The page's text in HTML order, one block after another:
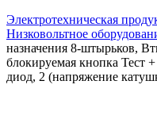
Электротехническая
Низковольтное
назначения 8-штырьков,
блокируемая кнопка Тест
диод, 2 (напряжение